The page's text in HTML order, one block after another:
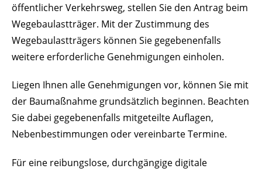
öffentlicher Verkehrsweg, stellen Sie den Antrag beim
Wegebaulastträger. Mit der Zustimmung des
Wegebaulastträgers können Sie gegebenenfalls
weitere erforderliche Genehmigungen einholen.
Liegen Ihnen alle Genehmigungen vor, können Sie mit
der Baumaßnahme grundsätzlich beginnen. Beachten
Sie dabei gegebenenfalls mitgeteilte Auflagen,
Nebenbestimmungen oder vereinbarte Termine.
Für eine reibungslose, durchgängige digitale